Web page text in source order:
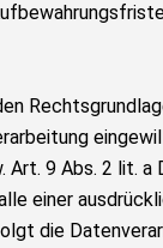
Art. 9 Abs. 2 lit.
einer
die